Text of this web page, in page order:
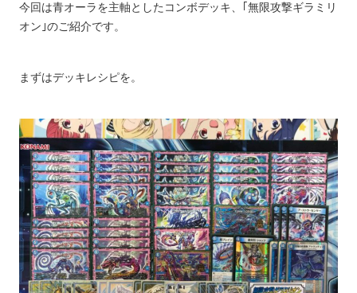
今回は青オーラを主軸としたコンボデッキ、｢無限攻撃ギラミリ
オン｣のご紹介です。
まずはデッキレシピを。